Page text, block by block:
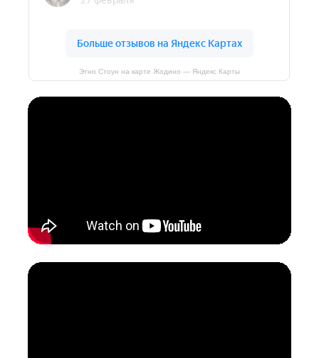
Этно Стоун на карте Жодино — Яндекс Карты